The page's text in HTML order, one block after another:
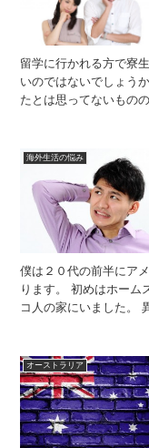
留学に行かれる方で寮
いのではないでしょう
たとは思ってないもの
海外生活の悩み
僕は２０代の前半にア
ります。 初めはホーム
コ人の家にいました。
オーストラリア